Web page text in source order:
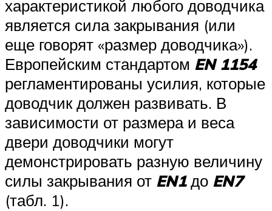
характеристикой любого доводчика
является сила закрывания (или
еще говорят «размер доводчика»).
Европейским стандартом EN 1154
регламентированы усилия, которые
доводчик должен развивать. В
зависимости от размера и веса
двери доводчики могут
демонстрировать разную величину
силы закрывания от EN1до EN7
(табл. 1).